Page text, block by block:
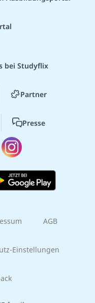
bei Studyflix
Partner
Presse
AGB
Einstellungen